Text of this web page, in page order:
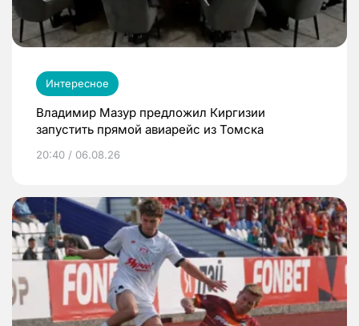
Интересное
Владимир Мазур предложил Киргизии
запустить прямой авиарейс из Томска
20:40 / 06.08.26